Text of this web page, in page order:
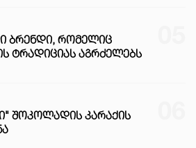
ᲑᲠᲔᲜᲓᲘ, ᲠᲝᲛᲔᲚᲘᲪ
ᲢᲠᲐᲓᲘᲪᲘᲐᲡ ᲐᲒᲠᲫᲔᲚᲔᲑᲡ
ᲨᲝᲙᲝᲚᲐᲓᲘᲡ ᲙᲐᲠᲐᲥᲘᲡ